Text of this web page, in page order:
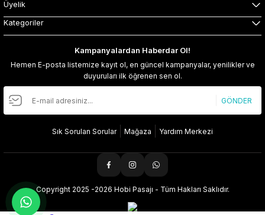
Üyelik
Kategoriler
Kampanyalardan Haberdar Ol!
Hemen E-posta listemize kayıt ol, en güncel kampanyalar, yenilikler ve
duyuruları ilk öğrenen sen ol.
GÖNDER
Sık Sorulan Sorular Mağaza Yardım Merkezi
Copyright 2025 -2026 Hobi Pasajı - Tüm Hakları Saklıdır.